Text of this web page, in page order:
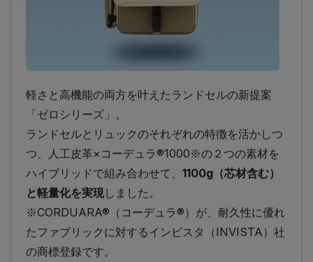
軽さと高機能の両方を叶えたランドセルの新提案
「ゼロシリーズ」。
ランドセルとリュックのそれぞれの特徴を活かしつ
つ、人工皮革×コーデュラ®1000※の２つの素材を
ハイブリッドで組み合わせて、 1100g（芯材含む）
と軽量化を実現しました。
※CORDUARA®（コーデュラ®）が、耐久性に優れ
たファブリックに対するインビスタ（INVISTA）社
の商標登録です。